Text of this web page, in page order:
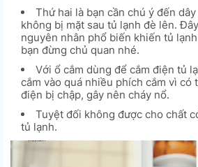
Thứ hai là bạn cần chú ý đến
không bị mặt sau tủ lạnh đè lên.
nguyên nhân phổ biến khiến tủ
bạn đừng chủ quan nhé.
Với ổ cắm dùng để cắm điện tủ
cắm vào quá nhiều phích cắm vì có
điện bị chập, gây nên cháy nổ.
Tuyệt đối không được cho chất
tủ lạnh.